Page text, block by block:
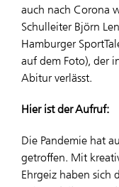
auch nach Corona
Schulleiter Björn
Hamburger
auf dem Foto), der
Abitur verlässt.
Hier ist der Aufruf:
Die Pandemie hat
getroffen. Mit
Ehrgeiz haben sich